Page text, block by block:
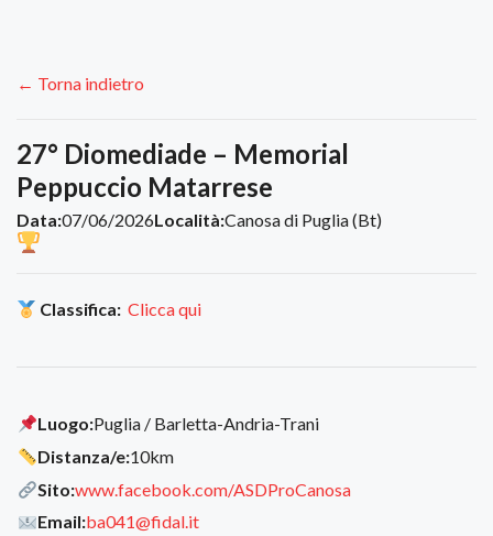
← Torna indietro
27° Diomediade – Memorial
Peppuccio Matarrese
Data:07/06/2026Località:Canosa di Puglia (Bt)
Classifica: Clicca qui
Luogo:Puglia / Barletta-Andria-Trani
Distanza/e:10km
Sito:www.facebook.com/ASDProCanosa
Email:ba041@fidal.it